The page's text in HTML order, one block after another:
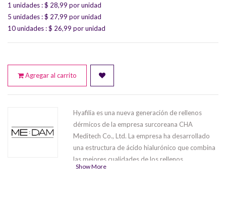
1 unidades : $ 28,99 por unidad
5 unidades : $ 27,99 por unidad
10 unidades : $ 26,99 por unidad
Agregar al carrito
Hyafilia es una nueva generación de rellenos
dérmicos de la empresa surcoreana CHA
Meditech Co., Ltd. La empresa ha desarrollado
una estructura de ácido hialurónico que combina
las mejores cualidades de los rellenos
monofásicos y bifásicos. Por tanto, la
Show More